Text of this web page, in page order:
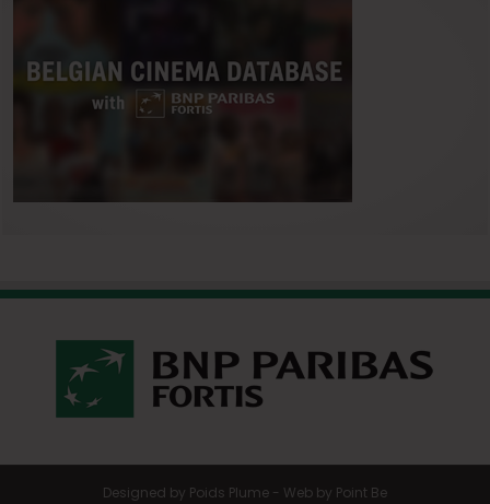
Designed by Poids Plume - Web by Point Be